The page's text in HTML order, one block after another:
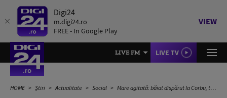
Digi24
m.digi24.ro
FREE - In Google Play
VIEW
LIVE FM LIVE TV
HOME Știri Actualitate Social Mare agitată: băiat dispărut la Corbu, tânăr înecat la Neptun